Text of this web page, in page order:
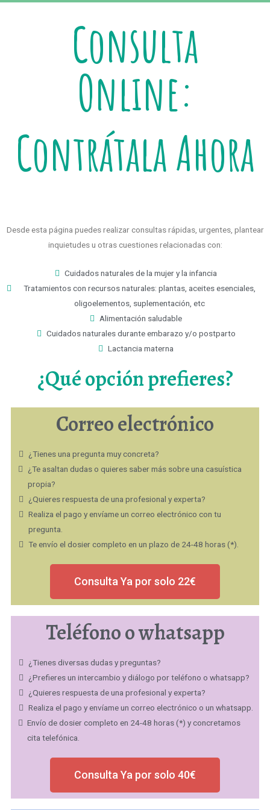
Consulta
Online:
Contrátala Ahora
Desde esta página puedes realizar consultas rápidas, urgentes, plantear
inquietudes u otras cuestiones relacionadas con:
Cuidados naturales de la mujer y la infancia
Tratamientos con recursos naturales: plantas, aceites esenciales,
oligoelementos, suplementación, etc
Alimentación saludable
Cuidados naturales durante embarazo y/o postparto
Lactancia materna
¿Qué opción prefieres?
Correo electrónico
¿Tienes una pregunta muy concreta?
¿Te asaltan dudas o quieres saber más sobre una casuística
propia?
¿Quieres respuesta de una profesional y experta?
Realiza el pago y envíame un correo electrónico con tu
pregunta.
Te envío el dosier completo en un plazo de 24-48 horas (*).
Consulta Ya por solo 22€
Teléfono o whatsapp
¿Tienes diversas dudas y preguntas?
¿Prefieres un intercambio y diálogo por teléfono o whatsapp?
¿Quieres respuesta de una profesional y experta?
Realiza el pago y envíame un correo electrónico o un whatsapp.
Envío de dosier completo en 24-48 horas (*) y concretamos
cita telefónica.
Consulta Ya por solo 40€